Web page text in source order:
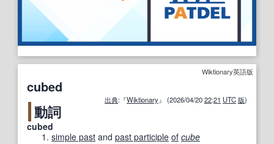
Wiktionary英語版
cubed
出典:『Wiktionary』 (2026/04/2022:21 UTC 版)
動詞
cubed
simple past and past participle of cube